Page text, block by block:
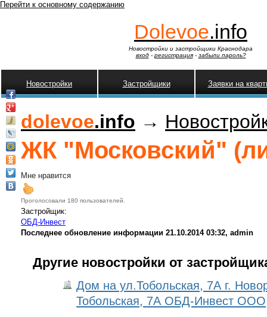
Перейти к основному содержанию
Dolevoe.info
Новостройки и застройщики Краснодара
вход- регистрация- забыли пароль?
Новостройки Застройщики Заявки на
dolevoe.info →
ЖК "Московский"
Мне нравится
Проголосовали 180 пользователей.
Застройщик:
ОБД-Инвест
Последнее обновление информации 21.10.2014 03:32, admin
Другие новостройки от
Дом на ул.Тобольская, 7А г.
Тобольская, 7А ОБД-Инвест ООО